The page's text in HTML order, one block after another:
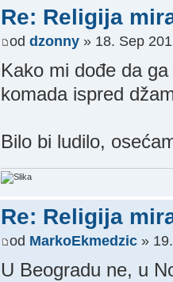
Re: Religija
od dzonny» 18. Sep
Kako mi dođe da
komada ispred
Bilo bi ludilo,
Re: Religija
od MarkoEkmedzic»
U Beogradu ne, u